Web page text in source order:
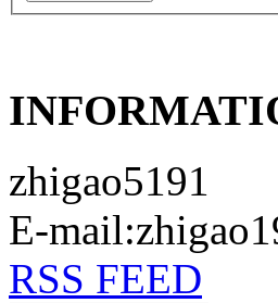
zhigao5191
E-
RSS FEED